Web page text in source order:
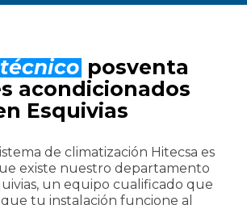
posventa
acondicionados
Esquivias
de climatización Hitecsa es
existe nuestro departamento
un equipo cualificado que
tu instalación funcione al